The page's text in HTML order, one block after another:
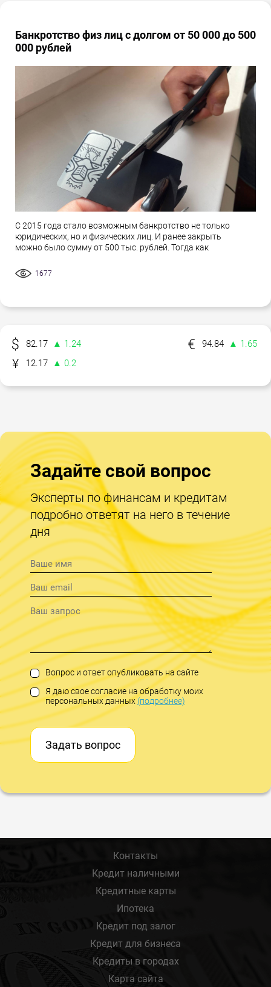
Банкротство физ лиц с долгом от 50 000 до 500
000 рублей
С 2015 года стало возможным банкротство не только
юридических, но и физических лиц. И ранее закрыть
можно было сумму от 500 тыс. рублей. Тогда как
1677
82.17 ▲ 1.24 94.84
▲ 1.65
12.17
▲ 0.2
Задайте свой вопрос
Эксперты по финансам и кредитам
подробно ответят на него в течение
дня
Вопрос и ответ опубликовать на сайте
Я даю свое согласие на обработку моих
персональных данных(подробнее)
Задать вопрос
Контакты
Кредит наличными
Кредитные карты
Ипотека
Кредит под залог
Кредит для бизнеса
Кредиты в городах
Карта сайта